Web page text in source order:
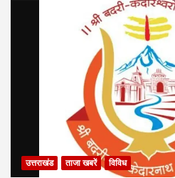
उत्तराखंड ताजा खबरें विविध